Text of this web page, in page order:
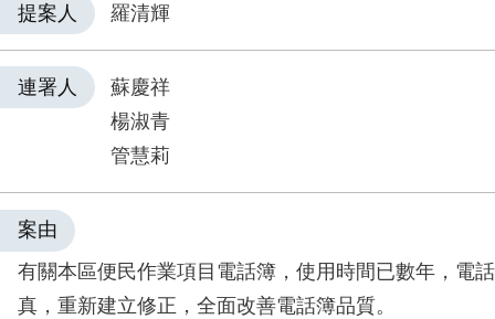
提案人 羅清輝
連署人
蘇慶祥
楊淑青
管慧莉
案由
有關本區便民作業項目電話簿，使用時間已數年，電
真，重新建立修正，全面改善電話簿品質。